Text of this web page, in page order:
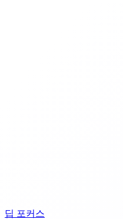
딥 포커스